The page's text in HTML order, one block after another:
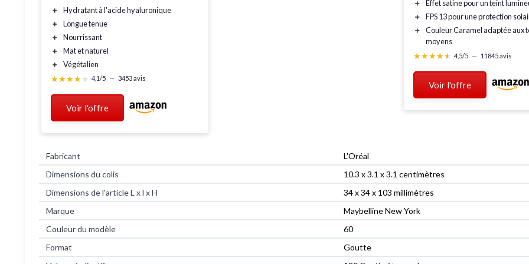
＋ Hydratantà l'acide hyaluronique
＋
Longue tenue
＋
Nourrissant
＋
Matetnaturel
＋
Végétalien
★★★★★
★★★★★ 4,1/5 — 3453 avis
Voir l'offre
＋
Effetsatinepour un teint
＋
FPS 13 pour uneprotection
＋
CouleurCarameladaptée aux
moyens
★★★★★
★★★★★ 4,5/5 — 11845 avis
Voir l'offre
Fabricant
‎L'Oréal
Dimensions du colis
‎10.3 x 3.1 x 3.1 centimètres
Dimensions de l'article L x l x H
‎34 x 34 x 103 millimètres
Marque
‎Maybelline New York
Couleur du modèle
‎60
Format
‎Goutte